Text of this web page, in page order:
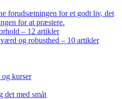
forudsætningen for et godt liv, det
for at præstere.
– 12 artikler
og robusthed – 10 artikler
kurser
det med småt